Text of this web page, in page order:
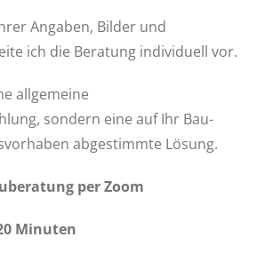
Angaben, Bilder und
ich die Beratung individuell vor.
allgemeine
sondern eine auf Ihr Bau-
abgestimmte Lösung.
per Zoom
Minuten